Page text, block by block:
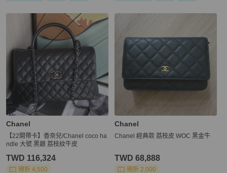
Chanel
【22開帶卡】香奈兒/Chanel coco ha
ndle 大號 黑銀 荔枝紋牛皮
TWD 116,324
現折 4,500
Chanel
Chanel 經典款 荔枝皮 WOC 黑金牛
TWD 68,888
現折 2,000